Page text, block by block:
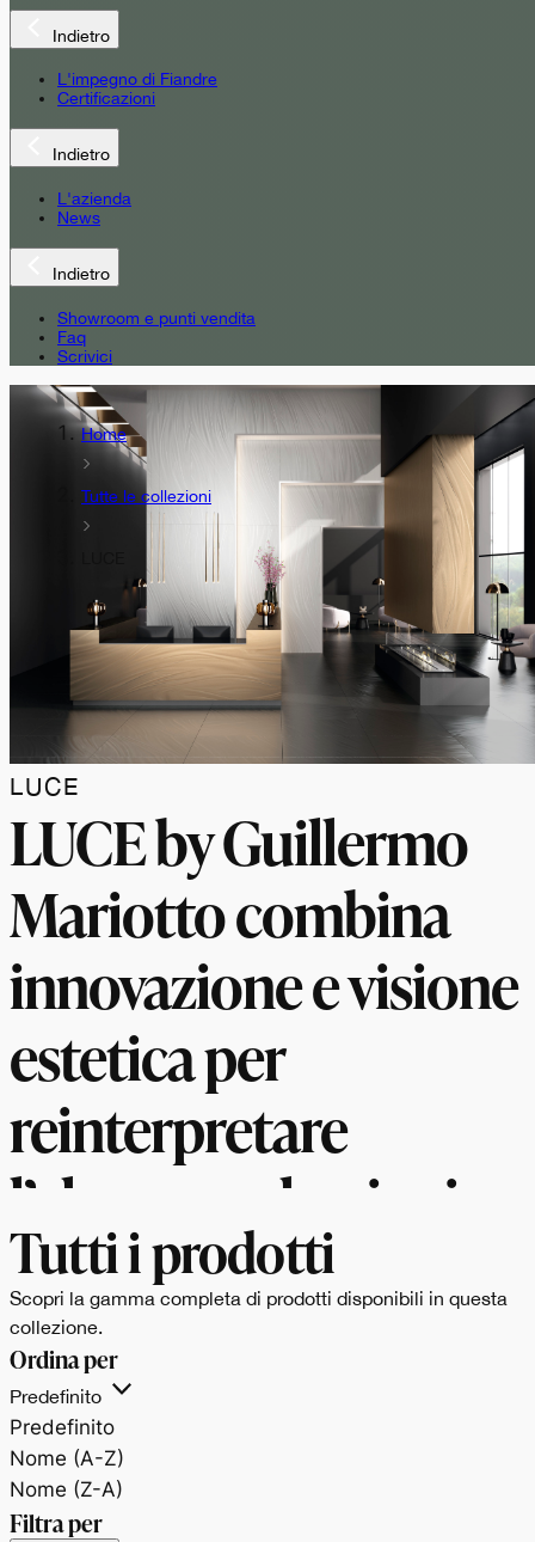
Indietro
L'impegno di Fiandre
Certificazioni
Indietro
L'azienda
News
Indietro
Showroom e punti vendita
Faq
Scrivici
Home
Tutte le collezioni
LUCE
LUCE by Guillermo
Mariotto combina
innovazione e visione
estetica per
reinterpretare
l’eleganza classica in
chiave
contemporanea.
Tutti i prodotti
Scopri la gamma completa di prodotti disponibili in questa
collezione.
Ordina per
Predefinito
Predefinito
Nome (A-Z)
Nome (Z-A)
Filtra per